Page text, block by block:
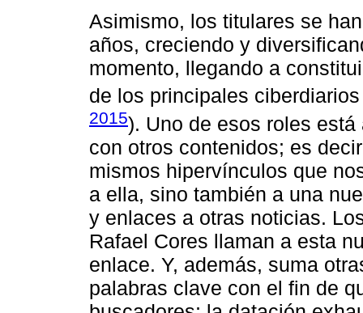
Asimismo, los titulares se
años, creciendo y
momento, llegando a
de los principales
2015). Uno de esos roles
con otros contenidos; es
mismos hipervínculos que
a ella, sino también a una
y enlaces a otras noticias.
Rafael Cores llaman a esta
enlace. Y, además, suma
palabras clave con el fin de